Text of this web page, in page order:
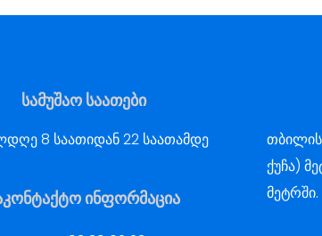
სამუშაო საათები
8 საათიდან 22 საათამდე
ინფორმაცია
ქუჩა)
მეტრში.